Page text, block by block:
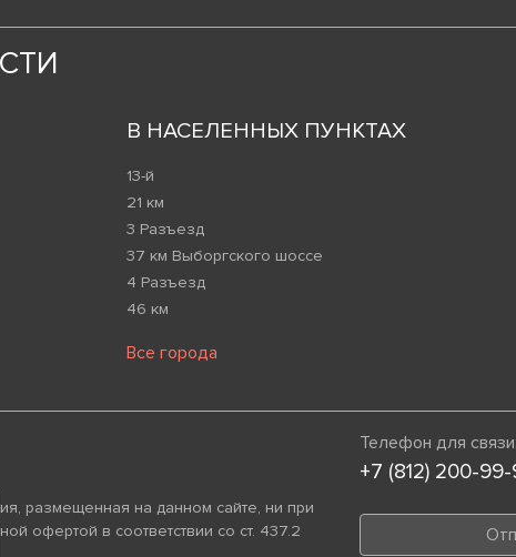
В НАСЕЛЕННЫХ ПУНКТАХ
13-й
21 км
3 Разъезд
37 км Выборгского шоссе
4 Разъезд
46 км
Все города
размещенная на данном сайте, ни при
офертой в соответствии со ст. 437.2
Телефон для связи:
+7 (812) 200-